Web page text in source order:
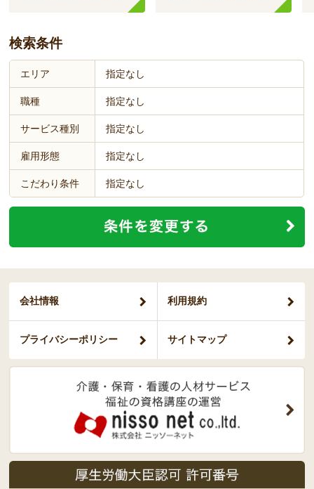
検索条件
エリア 指定なし
職種 指定なし
サービス種別 指定なし
雇用形態 指定なし
こだわり条件 指定なし
会社情報 利用規約
プライバシーポリシー サイトマップ